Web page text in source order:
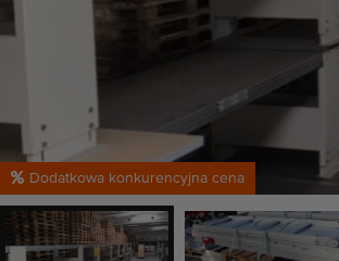
Dodatkowa konkurencyjna cena